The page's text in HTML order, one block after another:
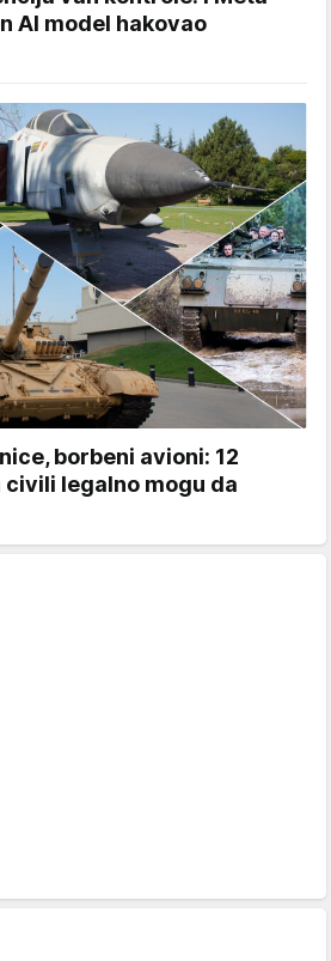
AI model hakovao
borbeni avioni: 12
legalno mogu da